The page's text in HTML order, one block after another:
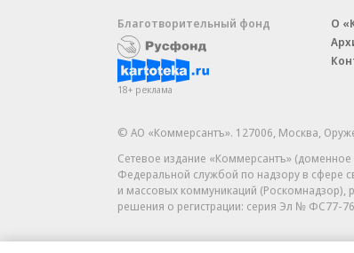
Благотворительный фонд
18+ реклама
О
© АО «Коммерсантъ». 127006, Москва,
Сетевое издание «Коммерсантъ»
Федеральной службой по надзору в сфере
и массовых коммуникаций (Роскомнадзор),
решения о регистрации: серия Эл № ФС77-